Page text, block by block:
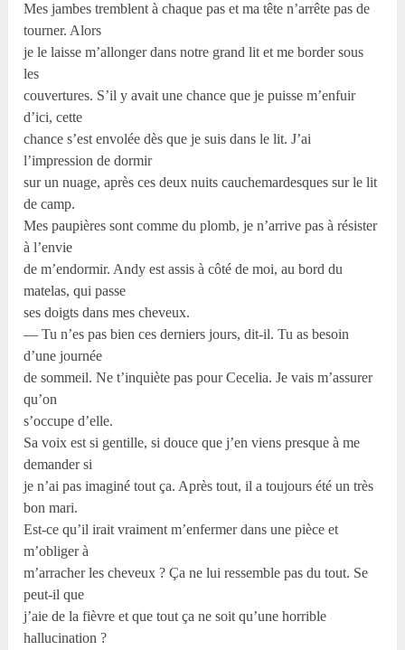
Mes jambes tremblent à chaque pas et ma tête n’arrête pas de
tourner. Alors
je le laisse m’allonger dans notre grand lit et me border sous
les
couvertures. S’il y avait une chance que je puisse m’enfuir
d’ici, cette
chance s’est envolée dès que je suis dans le lit. J’ai
l’impression de dormir
sur un nuage, après ces deux nuits cauchemardesques sur le lit
de camp.
Mes paupières sont comme du plomb, je n’arrive pas à résister
à l’envie
de m’endormir. Andy est assis à côté de moi, au bord du
matelas, qui passe
ses doigts dans mes cheveux.
— Tu n’es pas bien ces derniers jours, dit-il. Tu as besoin
d’une journée
de sommeil. Ne t’inquiète pas pour Cecelia. Je vais m’assurer
qu’on
s’occupe d’elle.
Sa voix est si gentille, si douce que j’en viens presque à me
demander si
je n’ai pas imaginé tout ça. Après tout, il a toujours été un très
bon mari.
Est-ce qu’il irait vraiment m’enfermer dans une pièce et
m’obliger à
m’arracher les cheveux ? Ça ne lui ressemble pas du tout. Se
peut-il que
j’aie de la fièvre et que tout ça ne soit qu’une horrible
hallucination ?